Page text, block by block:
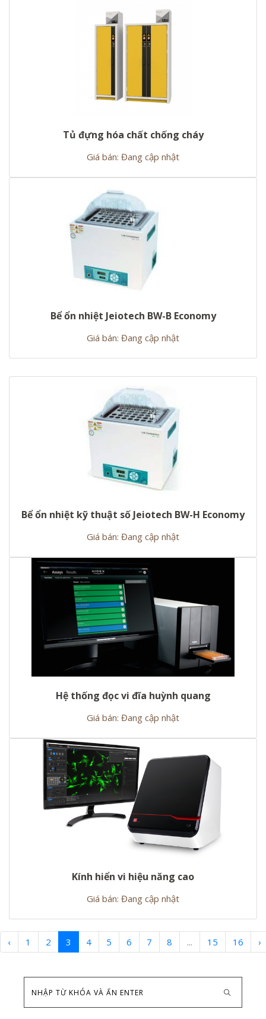
Tủ đựng hóa chất chống cháy
Giá bán: Đang cập nhật
Bể ổn nhiệt Jeiotech BW-B Economy
Giá bán: Đang cập nhật
Bể ổn nhiệt kỹ thuật số Jeiotech BW-H Economy
Giá bán: Đang cập nhật
Hệ thống đọc vi đĩa huỳnh quang
Giá bán: Đang cập nhật
Kính hiển vi hiệu năng cao
Giá bán: Đang cập nhật
‹ 1 2 3 4 5 6 7 8 ... 15 16 ›